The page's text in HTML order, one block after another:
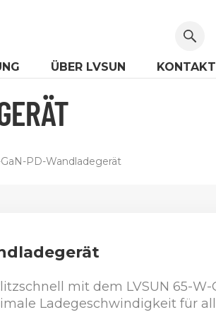
ÜBER LVSUN
PD-Wandladegerät
mit dem LVSUN 65-
Ladegeschwindigkeit für